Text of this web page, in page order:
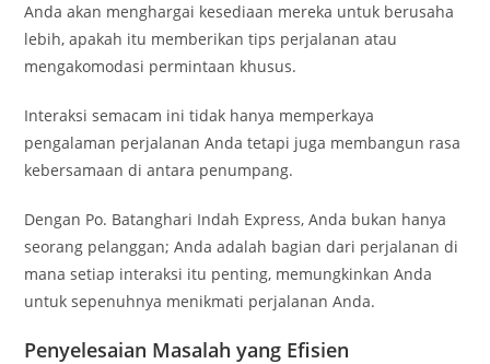
Anda akan menghargai kesediaan mereka untuk berusaha
lebih, apakah itu memberikan tips perjalanan atau
mengakomodasi permintaan khusus.
Interaksi semacam ini tidak hanya memperkaya
pengalaman perjalanan Anda tetapi juga membangun rasa
kebersamaan di antara penumpang.
Dengan Po. Batanghari Indah Express, Anda bukan hanya
seorang pelanggan; Anda adalah bagian dari perjalanan di
mana setiap interaksi itu penting, memungkinkan Anda
untuk sepenuhnya menikmati perjalanan Anda.
Penyelesaian Masalah yang Efisien